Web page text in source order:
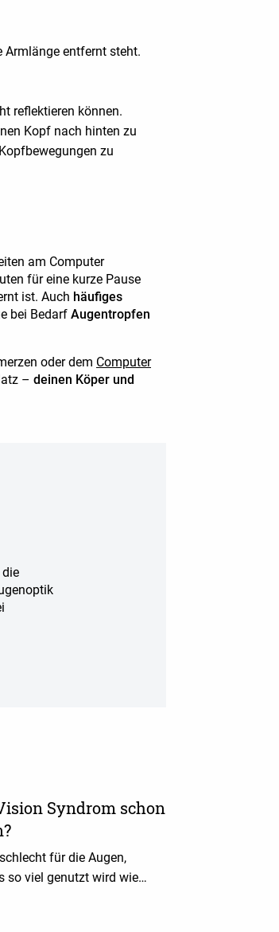
Armlänge entfernt steht.
reflektieren können.
Kopf nach hinten zu
zu
am Computer
für eine kurze Pause
ist. Auch häufiges
bei Bedarf Augentropfen
oder dem Computer
– deinen Köper und
Syndrom schon
für die Augen,
so viel genutzt wird wie